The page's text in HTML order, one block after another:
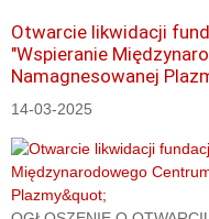
Otwarcie likwidacji
"Wspieranie
Namagnesowanej
14-03-2025